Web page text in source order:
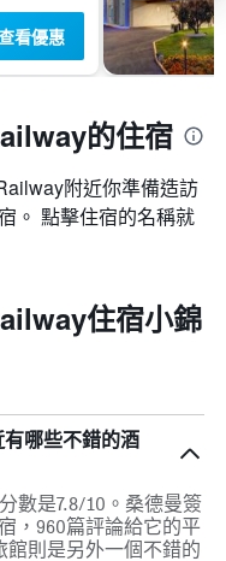
看優惠
的住宿
附近你準備造訪
。 點擊住宿的名稱就
住宿小錦
哪些不錯的酒
數是7.8/10。桑德曼簽
，960篇評論給它的平
館則是另外一個不錯的